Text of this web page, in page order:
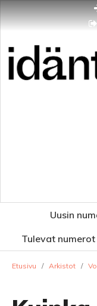
Uusin
Tulevat numerot
Etusivu / Arkistot /